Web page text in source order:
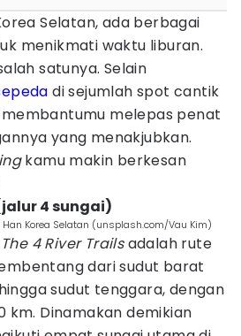
Selatan, ada berbagai
menikmati waktu liburan.
satunya. Selain
di sejumlah spot cantik
melepas penat
yang menakjubkan.
kamu makin berkesan
4 sungai)
Korea Selatan (unsplash.com/Vau Kim)
The 4 River Trailsadalah rute
dari sudut barat
sudut tenggara, dengan
km. Dinamakan demikian